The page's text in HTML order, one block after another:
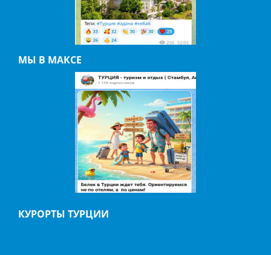
МЫ В МАКСЕ
КУРОРТЫ ТУРЦИИ